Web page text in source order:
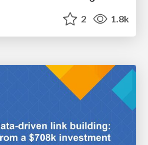
2 1.8k